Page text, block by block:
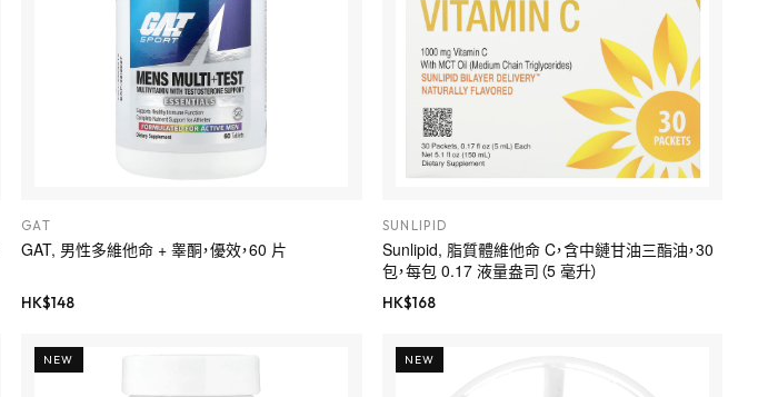
GAT
GAT, 男性多維他命 + 睾酮，優效，60 片
HK$148
SUNLIPID
Sunlipid, 脂質體維他命 C，含中鏈甘油三酯油，30
包，每包 0.17 液量盎司（5 毫升）
HK$168
NEW NEW